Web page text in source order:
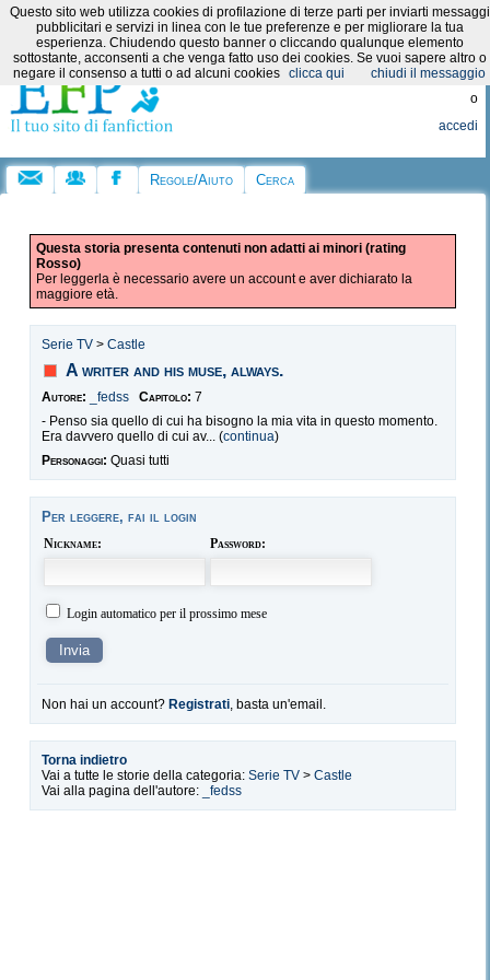
Categorie:
Registrati
o
accedi
Regole/Aiuto Cerca
Questa storia presenta contenuti non adatti ai minori (rating
Rosso)
Per leggerla è necessario avere un account e aver dichiarato la
maggiore età.
Serie TV > Castle
A writer and his muse, always.
Autore: _fedss Capitolo: 7
- Penso sia quello di cui ha bisogno la mia vita in questo momento.
Era davvero quello di cui av... (continua)
Personaggi: Quasi tutti
Per leggere, fai il login
Nickname: Password:
Login automatico per il prossimo mese
Non hai un account? Registrati, basta un'email.
Torna indietro
Vai a tutte le storie della categoria: Serie TV > Castle
Vai alla pagina dell'autore:
_fedss
Questo sito web utilizza cookies di profilazione di terze parti per inviarti messaggi
pubblicitari e servizi in linea con le tue preferenze e per migliorare la tua
esperienza. Chiudendo questo banner o cliccando qualunque elemento
sottostante, acconsenti a che venga fatto uso dei cookies. Se vuoi sapere altro o
negare il consenso a tutti o ad alcuni cookies clicca qui chiudi il messaggio